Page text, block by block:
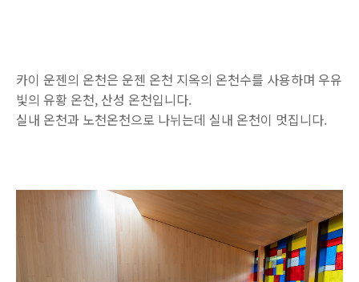
카이 운젠의 온천은 운젠 온천 지옥의 온천수를 사용하며 우유
빛의 유황 온천, 산성 온천입니다.
실내 온천과 노천온천으로 나뉘는데 실내 온천이 멋집니다.